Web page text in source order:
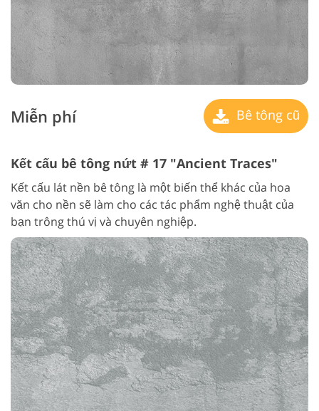
Miễn phí Bê tông cũ
Kết cấu bê tông nứt # 17 "Ancient Traces"
Kết cấu lát nền bê tông là một biến thể khác của hoa
văn cho nền sẽ làm cho các tác phẩm nghệ thuật của
bạn trông thú vị và chuyên nghiệp.